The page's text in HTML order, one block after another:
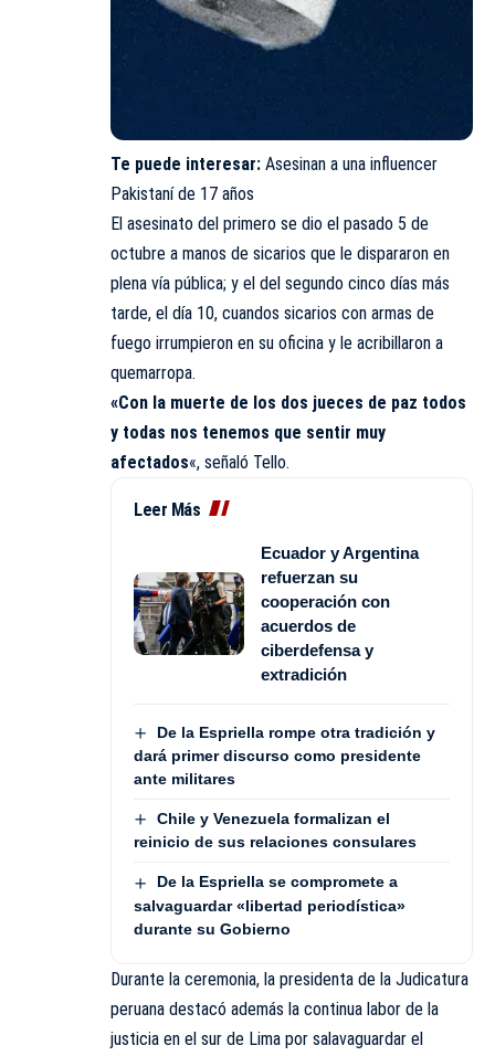
Te puede interesar: Asesinan a una influencer
Pakistaní de 17 años
El asesinato del primero se dio el pasado 5 de
octubre a manos de sicarios que le dispararon en
plena vía pública; y el del segundo cinco días más
tarde, el día 10, cuandos sicarios con armas de
fuego irrumpieron en su oficina y le acribillaron a
quemarropa.
«Con la muerte de los dos jueces de paz todos
y todas nos tenemos que sentir muy
afectados«, señaló Tello.
Leer Más
Ecuador y Argentina
refuerzan su
cooperación con
acuerdos de
ciberdefensa y
extradición
De la Espriella rompe otra tradición y
dará primer discurso como presidente
ante militares
Chile y Venezuela formalizan el
reinicio de sus relaciones consulares
De la Espriella se compromete a
salvaguardar «libertad periodística»
durante su Gobierno
Durante la ceremonia, la presidenta de la Judicatura
peruana destacó además la continua labor de la
justicia en el sur de Lima por salavaguardar el